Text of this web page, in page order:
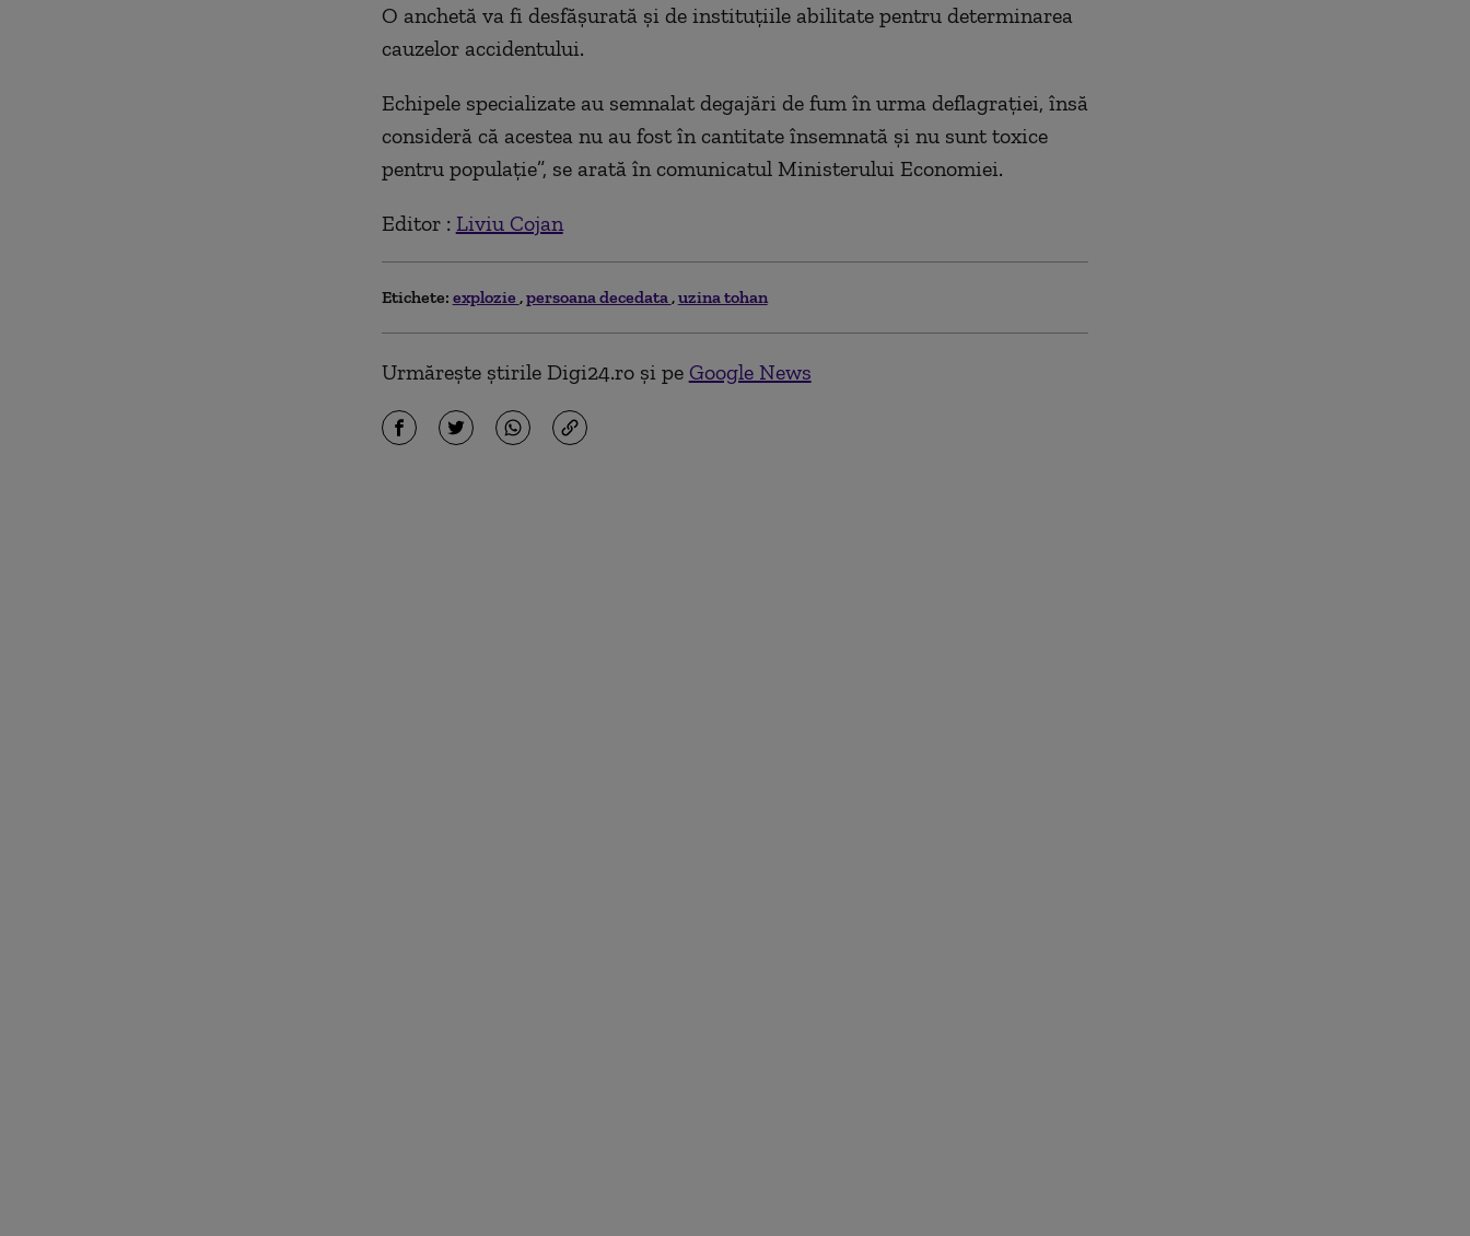
O anchetă va fi desfășurată și de instituțiile abilitate pentru determinarea
cauzelor accidentului.
Echipele specializate au semnalat degajări de fum în urma deflagrației, însă
consideră că acestea nu au fost în cantitate însemnată și nu sunt toxice
pentru populație”, se arată în comunicatul Ministerului Economiei.
Editor : Liviu Cojan
Etichete: explozie persoana decedata uzina tohan
Urmărește știrile Digi24.ro și pe Google News